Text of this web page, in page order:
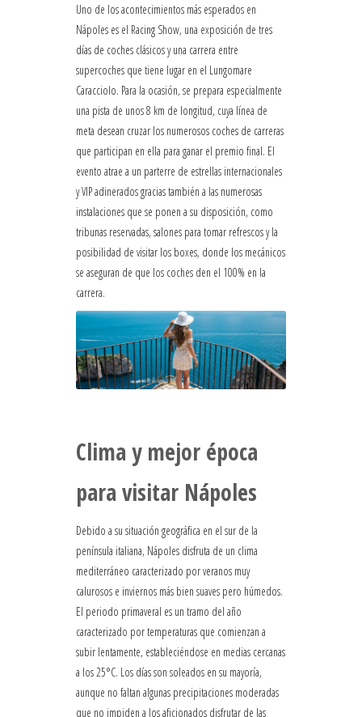
Uno de los acontecimientos más esperados en
Nápoles es el Racing Show, una exposición de tres
días de coches clásicos y una carrera entre
supercoches que tiene lugar en el Lungomare
Caracciolo. Para la ocasión, se prepara especialmente
una pista de unos 8 km de longitud, cuya línea de
meta desean cruzar los numerosos coches de carreras
que participan en ella para ganar el premio final. El
evento atrae a un parterre de estrellas internacionales
y VIP adinerados gracias también a las numerosas
instalaciones que se ponen a su disposición, como
tribunas reservadas, salones para tomar refrescos y la
posibilidad de visitar los boxes, donde los mecánicos
se aseguran de que los coches den el 100% en la
carrera.
Clima y mejor época
para visitar Nápoles
Debido a su situación geográfica en el sur de la
península italiana, Nápoles disfruta de un clima
mediterráneo caracterizado por veranos muy
calurosos e inviernos más bien suaves pero húmedos.
El periodo primaveral es un tramo del año
caracterizado por temperaturas que comienzan a
subir lentamente, estableciéndose en medias cercanas
a los 25°C. Los días son soleados en su mayoría,
aunque no faltan algunas precipitaciones moderadas
que no impiden a los aficionados disfrutar de las